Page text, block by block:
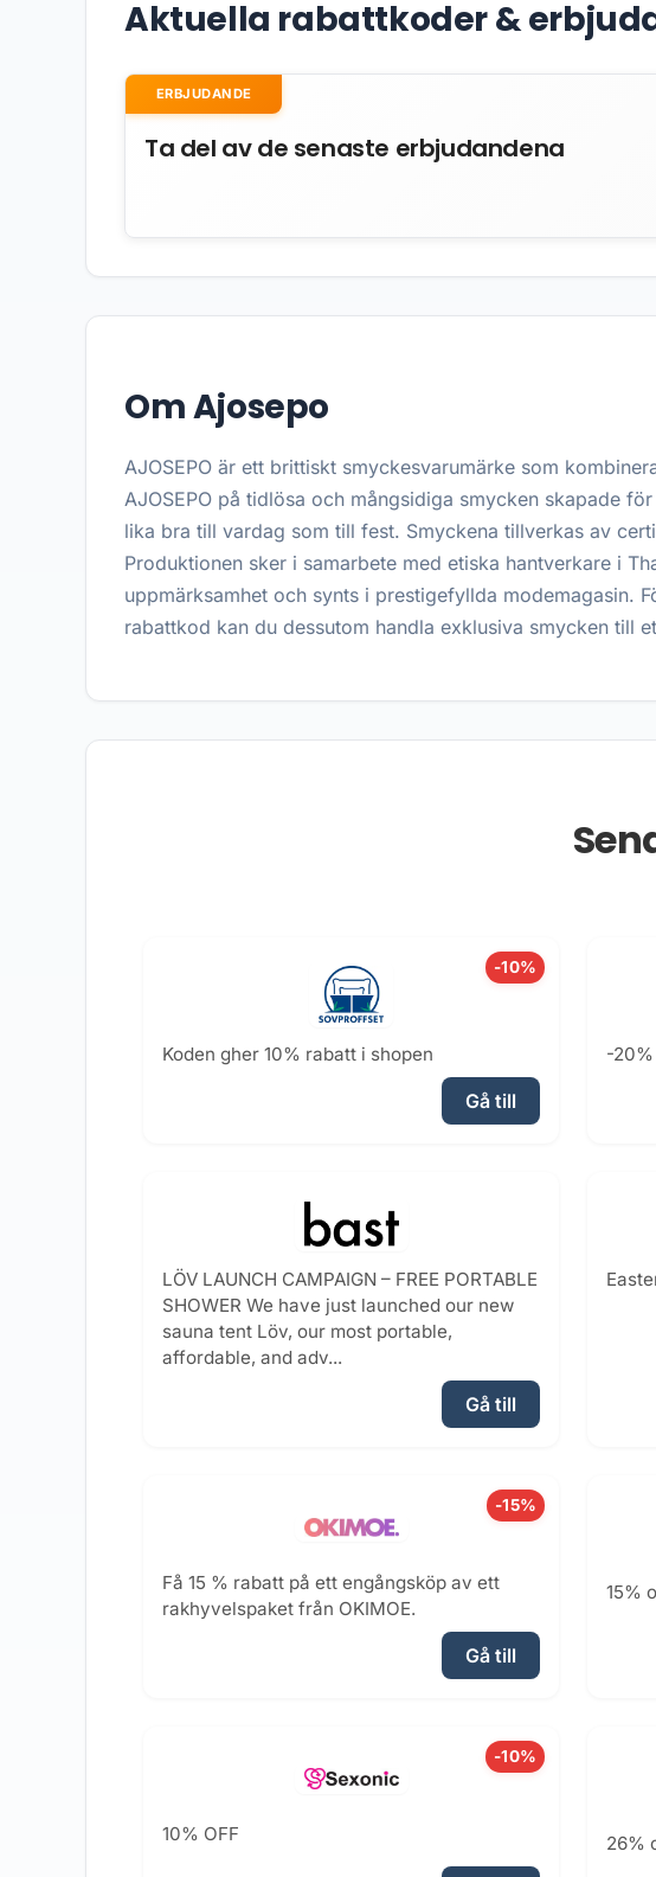
Aktuella rabattkoder &
ERBJUDANDE
Ta del av de senaste erbjudandena
Om Ajosepo
AJOSEPO är ett brittiskt smyckesvarumärke som
AJOSEPO på tidlösa och mångsidiga smycken skapade
lika bra till vardag som till fest. Smyckena tillverkas av
Produktionen sker i samarbete med etiska hantverkare i
uppmärksamhet och synts i prestigefyllda modemagasin.
rabattkod kan du dessutom handla exklusiva smycken till
-10%
Koden gher 10% rabatt i shopen
Gå till
-
LÖV LAUNCH CAMPAIGN – FREE PORTABLE
SHOWER We have just launched our new
sauna tent Löv, our most portable,
affordable, and adv...
Gå till
-15%
Få 15 % rabatt på ett engångsköp av ett
rakhyvelspaket från OKIMOE.
Gå till
15%
-10%
10% OFF 26%